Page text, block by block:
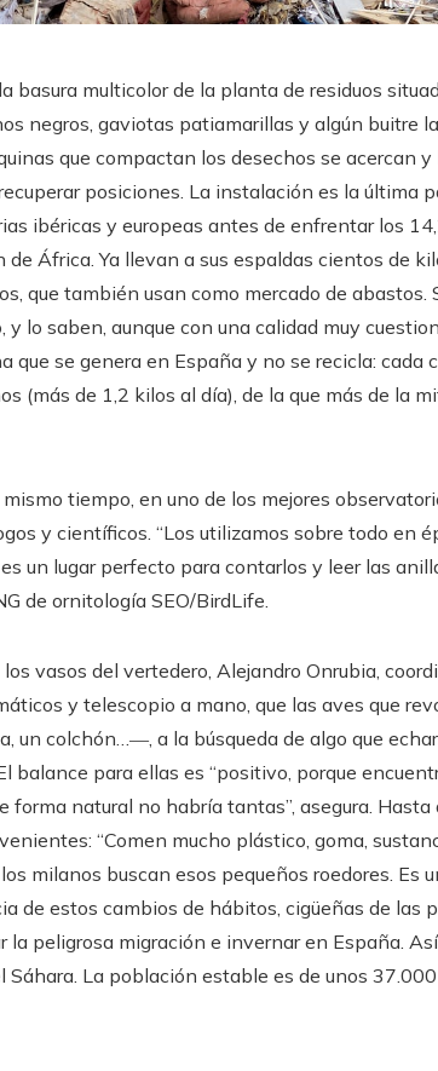
basura multicolor de la planta de residuos
negros, gaviotas patiamarillas y algún buitre
que compactan los desechos se acercan
posiciones. La instalación es la última
ibéricas y europeas antes de enfrentar los
África. Ya llevan a sus espaldas cientos de
que también usan como mercado de abastos.
lo saben, aunque con una calidad muy
que se genera en España y no se recicla: cada
(más de 1,2 kilos al día), de la que más de la
tiempo, en uno de los mejores
y científicos. “Los utilizamos sobre todo en
un lugar perfecto para contarlos y leer las
de ornitología SEO/BirdLife.
vasos del vertedero, Alejandro Onrubia,
y telescopio a mano, que las aves que
un colchón…―, a la búsqueda de algo que
balance para ellas es “positivo, porque
forma natural no habría tantas”, asegura. Hasta
“Comen mucho plástico, goma,
milanos buscan esos pequeños roedores. Es
de estos cambios de hábitos, cigüeñas de las
la peligrosa migración e invernar en España.
Sáhara. La población estable es de unos